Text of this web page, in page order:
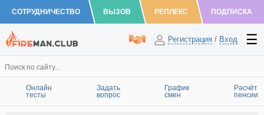
СОТРУДНИЧЕСТВО ВЫЗОВ РЕПЛЕКС ПОДПИСКА
Регистрация / Вход
Онлайн
тесты
Задать
вопрос
График
смен
Расчёт
пенсии